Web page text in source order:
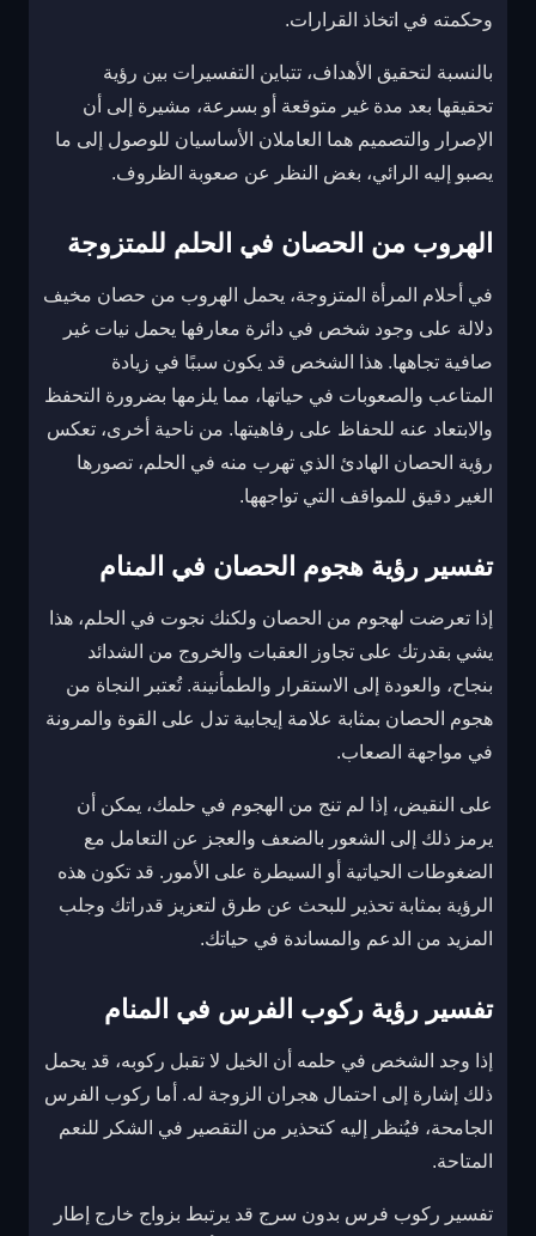
وحكمته في اتخاذ القرارات.
بالنسبة لتحقيق الأهداف، تتباين التفسيرات بين رؤية
تحقيقها بعد مدة غير متوقعة أو بسرعة، مشيرة إلى أن
الإصرار والتصميم هما العاملان الأساسيان للوصول إلى ما
يصبو إليه الرائي، بغض النظر عن صعوبة الظروف.
الهروب من الحصان في الحلم للمتزوجة
في أحلام المرأة المتزوجة، يحمل الهروب من حصان مخيف
دلالة على وجود شخص في دائرة معارفها يحمل نيات غير
صافية تجاهها. هذا الشخص قد يكون سببًا في زيادة
المتاعب والصعوبات في حياتها، مما يلزمها بضرورة التحفظ
والابتعاد عنه للحفاظ على رفاهيتها. من ناحية أخرى، تعكس
رؤية الحصان الهادئ الذي تهرب منه في الحلم، تصورها
الغير دقيق للمواقف التي تواجهها.
تفسير رؤية هجوم الحصان في المنام
إذا تعرضت لهجوم من الحصان ولكنك نجوت في الحلم، هذا
يشي بقدرتك على تجاوز العقبات والخروج من الشدائد
بنجاح، والعودة إلى الاستقرار والطمأنينة. تُعتبر النجاة من
هجوم الحصان بمثابة علامة إيجابية تدل على القوة والمرونة
في مواجهة الصعاب.
على النقيض، إذا لم تنج من الهجوم في حلمك، يمكن أن
يرمز ذلك إلى الشعور بالضعف والعجز عن التعامل مع
الضغوطات الحياتية أو السيطرة على الأمور. قد تكون هذه
الرؤية بمثابة تحذير للبحث عن طرق لتعزيز قدراتك وجلب
المزيد من الدعم والمساندة في حياتك.
تفسير رؤية ركوب الفرس في المنام
إذا وجد الشخص في حلمه أن الخيل لا تقبل ركوبه، قد يحمل
ذلك إشارة إلى احتمال هجران الزوجة له. أما ركوب الفرس
الجامحة، فيُنظر إليه كتحذير من التقصير في الشكر للنعم
المتاحة.
تفسير ركوب فرس بدون سرج قد يرتبط بزواج خارج إطار